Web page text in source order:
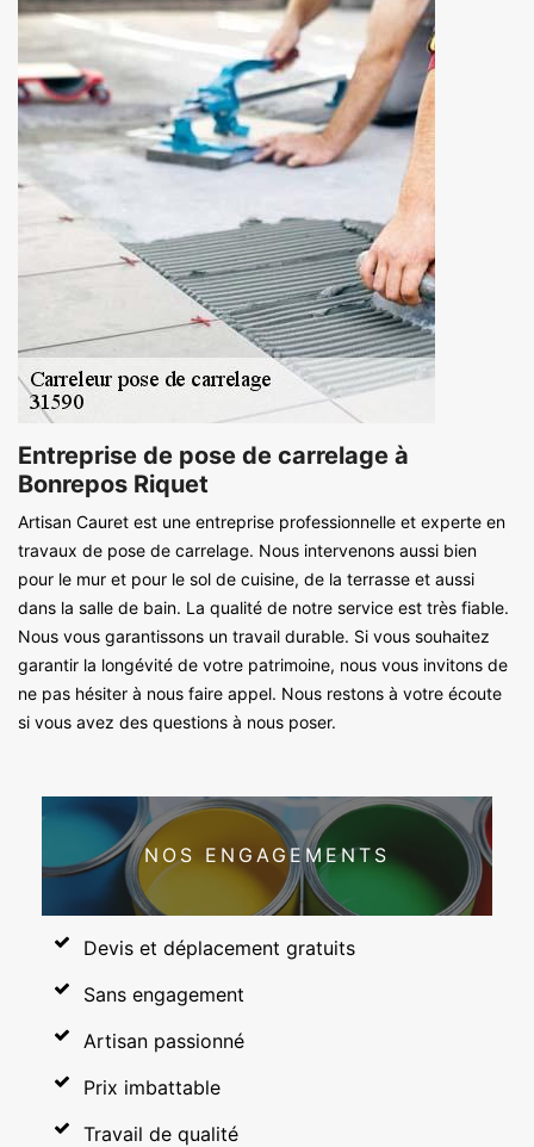
Entreprise de pose de carrelage à
Bonrepos Riquet
Artisan Cauret est une entreprise professionnelle et experte en
travaux de pose de carrelage. Nous intervenons aussi bien
pour le mur et pour le sol de cuisine, de la terrasse et aussi
dans la salle de bain. La qualité de notre service est très fiable.
Nous vous garantissons un travail durable. Si vous souhaitez
garantir la longévité de votre patrimoine, nous vous invitons de
ne pas hésiter à nous faire appel. Nous restons à votre écoute
si vous avez des questions à nous poser.
NOS ENGAGEMENTS
Devis et déplacement gratuits
Sans engagement
Artisan passionné
Prix imbattable
Travail de qualité